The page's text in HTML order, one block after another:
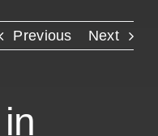
Verein
Previous Next